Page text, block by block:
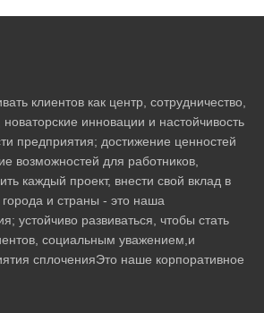
клиентов как центр, сотрудничество,
инновации и настойчивость
предприятия; достижение ценностей
возможностей для работников,
каждый проект, внести свой вклад в
и страны - это наша
устойчиво развиваться, чтобы стать
социальным уважением,и
сплоченияЭто наше корпоративное